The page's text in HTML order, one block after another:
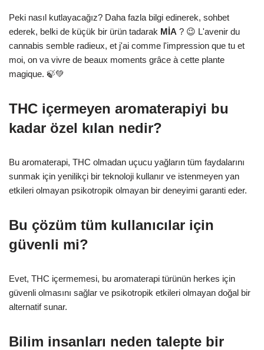
Peki nasıl kutlayacağız? Daha fazla bilgi edinerek, sohbet
ederek, belki de küçük bir ürün tadarak MİA ? 😉 L'avenir du
cannabis semble radieux, et j'ai comme l'impression que tu et
moi, on va vivre de beaux moments grâce à cette plante
magique. 🍃💚
THC içermeyen aromaterapiyi bu
kadar özel kılan nedir?
Bu aromaterapi, THC olmadan uçucu yağların tüm faydalarını
sunmak için yenilikçi bir teknoloji kullanır ve istenmeyen yan
etkileri olmayan psikotropik olmayan bir deneyimi garanti eder.
Bu çözüm tüm kullanıcılar için
güvenli mi?
Evet, THC içermemesi, bu aromaterapi türünün herkes için
güvenli olmasını sağlar ve psikotropik etkileri olmayan doğal bir
alternatif sunar.
Bilim insanları neden talepte bir